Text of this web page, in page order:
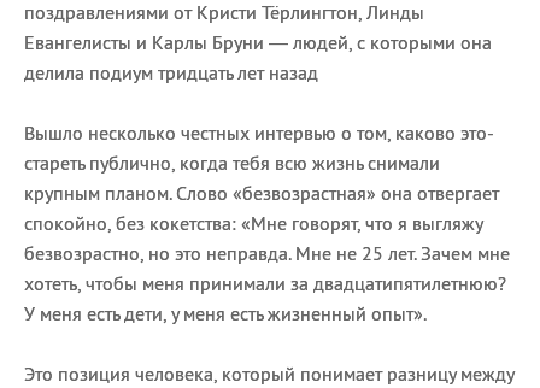
поздравлениями от Кристи Тёрлингтон, Линды
Евангелисты и Карлы Бруни — людей, с которыми она
делила подиум тридцать лет назад
Вышло несколько честных интервью о том, каково это-
стареть публично, когда тебя всю жизнь снимали
крупным планом. Слово «безвозрастная» она отвергает
спокойно, без кокетства: «Мне говорят, что я выгляжу
безвозрастно, но это неправда. Мне не 25 лет. Зачем мне
хотеть, чтобы меня принимали за двадцатипятилетнюю?
У меня есть дети, у меня есть жизненный опыт».
Это позиция человека, который понимает разницу между